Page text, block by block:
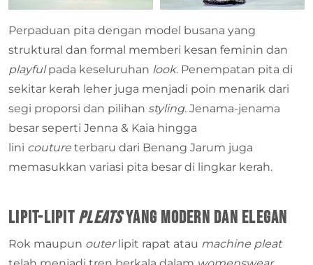
Perpaduan pita dengan model busana yang
struktural dan formal memberi kesan feminin dan
playfulpada keseluruhan look. Penempatan pita di
sekitar kerah leher juga menjadi poin menarik dari
segi proporsi dan pilihan styling. Jenama-jenama
besar seperti Jenna & Kaia hingga
lini couture terbaru dari Benang Jarum juga
memasukkan variasi pita besar di lingkar kerah.
Lipit-lipitPleatsyang Modern dan Elegan
Rok maupun outerlipit rapat atau machine pleat